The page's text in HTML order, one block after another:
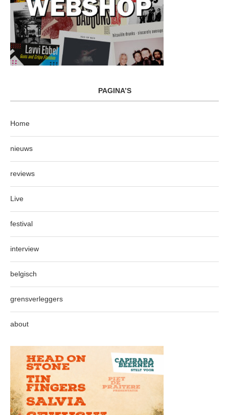
PAGINA’S
Home
nieuws
reviews
Live
festival
interview
belgisch
grensverleggers
about